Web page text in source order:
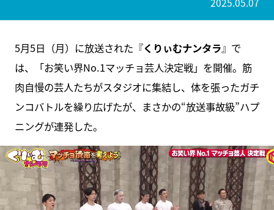
5月5日（月）に放送された『くりぃむナンタラ』で
は、「お笑い界No.1マッチョ芸人決定戦」を開催。筋
肉自慢の芸人たちがスタジオに集結し、体を張ったガチ
ンコバトルを繰り広げたが、まさかの“放送事故級”ハプ
ニングが連発した。